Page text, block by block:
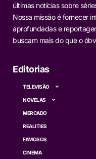
últimas notícias sobre
Nossa missão é fornecer
aprofundadas e
buscam mais do que o
Editorias
TELEVISÃO
NOVELAS
MERCADO
REALITIES
FAMOSOS
CINEMA